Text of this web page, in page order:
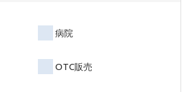
病院
OTC販売